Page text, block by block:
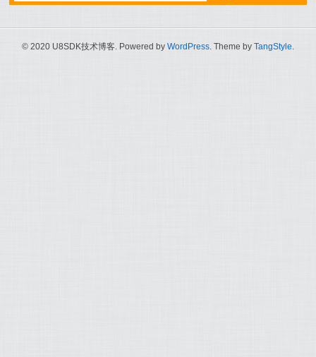
© 2020 U8SDK技术博客. Powered by WordPress. Theme by TangStyle.